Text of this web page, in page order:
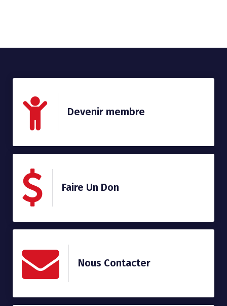
Devenir membre
Faire Un Don
Nous Contacter